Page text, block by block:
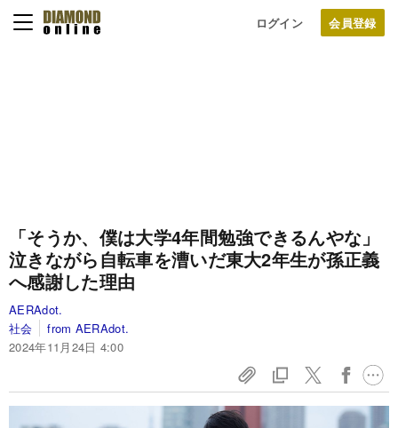
ログイン
「そうか、僕は大学4年間勉強できるんやな」
泣きながら自転車を漕いだ東大2年生が孫正義
へ感謝した理由
AERAdot.
社会
from AERAdot.
2024年11月24日 4:00